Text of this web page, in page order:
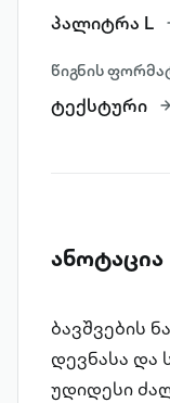
პალიტრა L
წიგნის
ტექსტური
ანოტაცია
ბავშვების
დევნასა და
უდიდესი